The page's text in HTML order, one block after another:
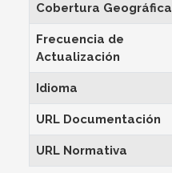
Cobertura Geográfica
Frecuencia de
Actualización
Idioma
URL Documentación
URL Normativa